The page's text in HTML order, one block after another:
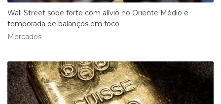
Wall Street sobe forte com alívio no Oriente Médio e
temporada de balanços em foco
Mercados